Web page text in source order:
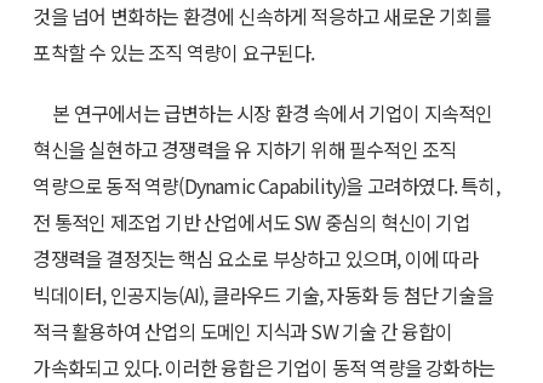
것을 넘어 변화하는 환경에 신속하게 적응하고 새로운 기회를
포착할 수 있는 조직 역량이 요구된다.
본 연구에서는 급변하는 시장 환경 속에서 기업이 지속적인
혁신을 실현하고 경쟁력을 유 지하기 위해 필수적인 조직
역량으로 동적 역량(Dynamic Capability)을 고려하였다. 특히,
전 통적인 제조업 기반 산업에서도 SW 중심의 혁신이 기업
경쟁력을 결정짓는 핵심 요소로 부상하고 있으며, 이에 따라
빅데이터, 인공지능(AI), 클라우드 기술, 자동화 등 첨단 기술을
적극 활용하여 산업의 도메인 지식과 SW 기술 간 융합이
가속화되고 있다. 이러한 융합은 기업이 동적 역량을 강화하는